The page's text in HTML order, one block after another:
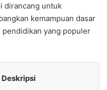
dirancang untuk
kemampuan dasar
yang populer
Deskripsi